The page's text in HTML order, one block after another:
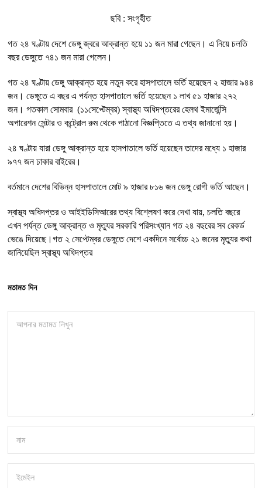
ছবি : সংগৃহীত
গত ২৪ ঘণ্টায় দেশে ডেঙ্গু জ্বরে আক্রান্ত হয়ে ১১ জন মারা গেছেন। এ নিয়ে চলতি
বছর ডেঙ্গুতে ৭৪১ জন মারা গেলেন।
গত ২৪ ঘণ্টায় ডেঙ্গু আক্রান্ত হয়ে নতুন করে হাসপাতালে ভর্তি হয়েছেন ২ হাজার ৯৪৪
জন। ডেঙ্গুতে এ বছর এ পর্যন্ত হাসপাতালে ভর্তি হয়েছেন ১ লাখ ৫১ হাজার ২৭২
জন। গতকাল সোমবার (১১সেপ্টেম্বর) স্বাস্থ্য অধিদপ্তরের হেলথ ইমার্জেন্সি
অপারেশন সেন্টার ও কন্ট্রোল রুম থেকে পাঠানো বিজ্ঞপ্তিতে এ তথ্য জানানো হয়।
২৪ ঘণ্টায় যারা ডেঙ্গু আক্রান্ত হয়ে হাসপাতালে ভর্তি হয়েছেন তাদের মধ্যে ১ হাজার
৯৭৭ জন ঢাকার বাইরের।
বর্তমানে দেশের বিভিন্ন হাসপাতালে মোট ৯ হাজার ৮১৬ জন ডেঙ্গু রোগী ভর্তি আছেন।
স্বাস্থ্য অধিদপ্তর ও আইইডিসিআরের তথ্য বিশ্লেষণ করে দেখা যায়, চলতি বছরে
এখন পর্যন্ত ডেঙ্গু আক্রান্ত ও মৃত্যুর সরকারি পরিসংখ্যান গত ২৪ বছরের সব রেকর্ড
ভেঙে দিয়েছে।গত ২ সেপ্টেম্বর ডেঙ্গুতে দেশে একদিনে সর্বোচ্চ ২১ জনের মৃত্যুর কথা
জানিয়েছিল স্বাস্থ্য অধিদপ্তর
মতামত দিন